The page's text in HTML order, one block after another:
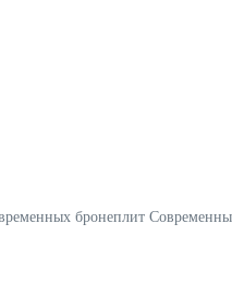
бронеплит